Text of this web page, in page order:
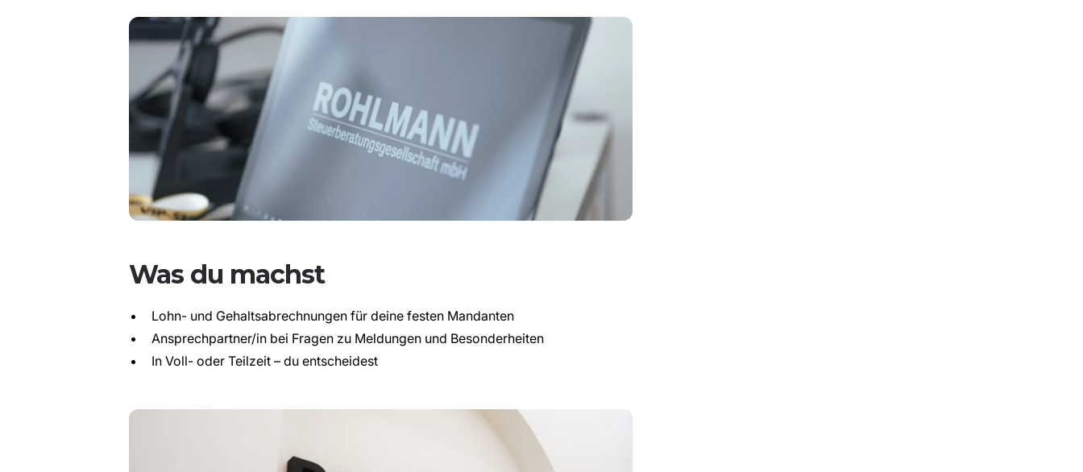
Was du machst
Lohn- und Gehaltsabrechnungen für deine festen Mandanten
Ansprechpartner/in bei Fragen zu Meldungen und Besonderheiten
In Voll- oder Teilzeit – du entscheidest